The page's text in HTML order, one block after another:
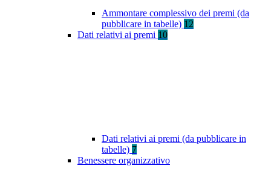
Ammontare complessivo dei premi (da
pubblicare in tabelle) 12
Dati relativi ai premi 10
Dati relativi ai premi (da pubblicare in
tabelle) 7
Benessere organizzativo